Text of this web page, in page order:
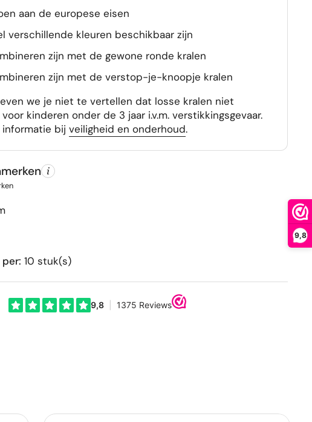
9,8
aan de europese eisen
verschillende kleuren beschikbaar zijn
zijn met de gewone ronde kralen
zijn met de verstop-je-knoopje kralen
we je niet te vertellen dat losse kralen niet
kinderen onder de 3 jaar i.v.m. verstikkingsgevaar.
informatie bij veiligheid en onderhoud.
10 stuk(s)